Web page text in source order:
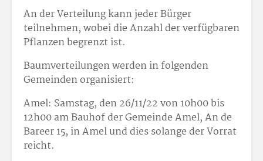
An der Verteilung kann jeder Bürger
teilnehmen, wobei die Anzahl der verfügbaren
Pflanzen begrenzt ist.
Baumverteilungen werden in folgenden
Gemeinden organisiert:
Amel: Samstag, den 26/11/22 von 10h00 bis
12h00 am Bauhof der Gemeinde Amel, An de
Bareer 15, in Amel und dies solange der Vorrat
reicht.